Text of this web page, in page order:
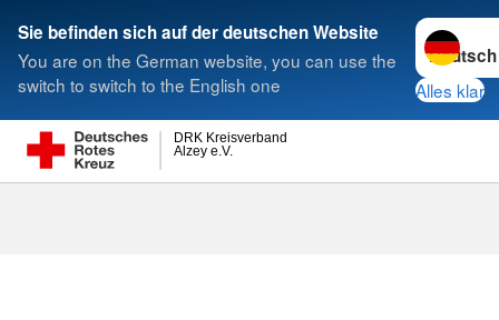
Sie befinden sich auf der deutschen Website
You are on the German website, you can use the
switch to switch to the English one
Sprache
Alles klar
Alzey e.V.
DRK Kreisverband
Suche